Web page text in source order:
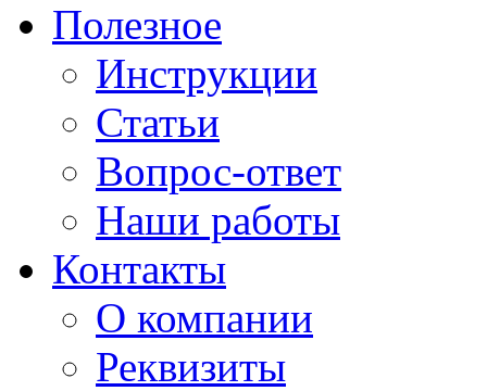
Полезное
Инструкции
Статьи
Вопрос-ответ
Наши работы
Контакты
О компании
Реквизиты